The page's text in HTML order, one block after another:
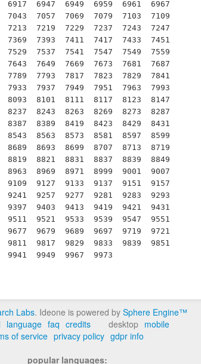
6947  6949  6959  6961  6967
7057  7069  7079  7103  7109
7219  7229  7237  7243  7247
7393  7411  7417  7433  7451
7537  7541  7547  7549  7559
7649  7669  7673  7681  7687
7793  7817  7823  7829  7841
7937  7949  7951  7963  7993
8101  8111  8117  8123  8147
8243  8263  8269  8273  8287
8389  8419  8423  8429  8431
8563  8573  8581  8597  8599
8693  8699  8707  8713  8719
8821  8831  8837  8839  8849
8969  8971  8999  9001  9007
9127  9133  9137  9151  9157
9257  9277  9281  9283  9293
9403  9413  9419  9421  9431
9521  9533  9539  9547  9551
9679  9689  9697  9719  9721
9817  9829  9833  9839  9851
9941  9949  9967  9973
Labs. Ideone is powered by Sphere Engine™
language faq credits desktop mobile
of service privacy policy gdpr info
popular languages: